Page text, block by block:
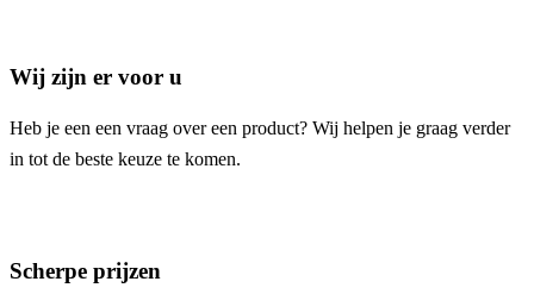
Wij zijn er voor u
Heb je een een vraag over een product? Wij helpen je graag verder
in tot de beste keuze te komen.
Scherpe prijzen